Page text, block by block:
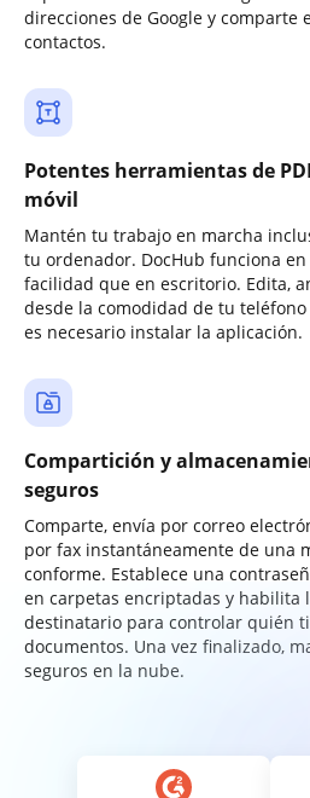
direcciones de Google y comparte
contactos.
Potentes herramientas de
móvil
Mantén tu trabajo en marcha
tu ordenador. DocHub funciona
facilidad que en escritorio. Edita,
desde la comodidad de tu
es necesario instalar la aplicación.
Compartición y
seguros
Comparte, envía por correo
por fax instantáneamente de una
conforme. Establece una
en carpetas encriptadas y habilita
destinatario para controlar quién
documentos. Una vez finalizado,
seguros en la nube.